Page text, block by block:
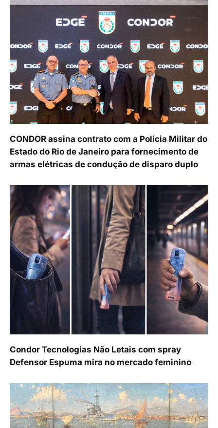
CONDOR assina contrato com a Polícia Militar do
Estado do Rio de Janeiro para fornecimento de
armas elétricas de condução de disparo duplo
Condor Tecnologias Não Letais com spray
Defensor Espuma mira no mercado feminino